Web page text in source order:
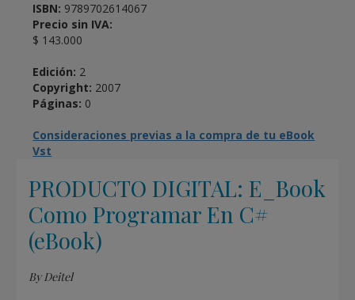
ISBN: 9789702614067
Precio sin IVA:
$ 143.000
Edición: 2
Copyright: 2007
Páginas: 0
Consideraciones previas a la compra de tu eBook
Vst
PRODUCTO DIGITAL: E_Book
Como Programar En C#
(eBook)
By Deitel